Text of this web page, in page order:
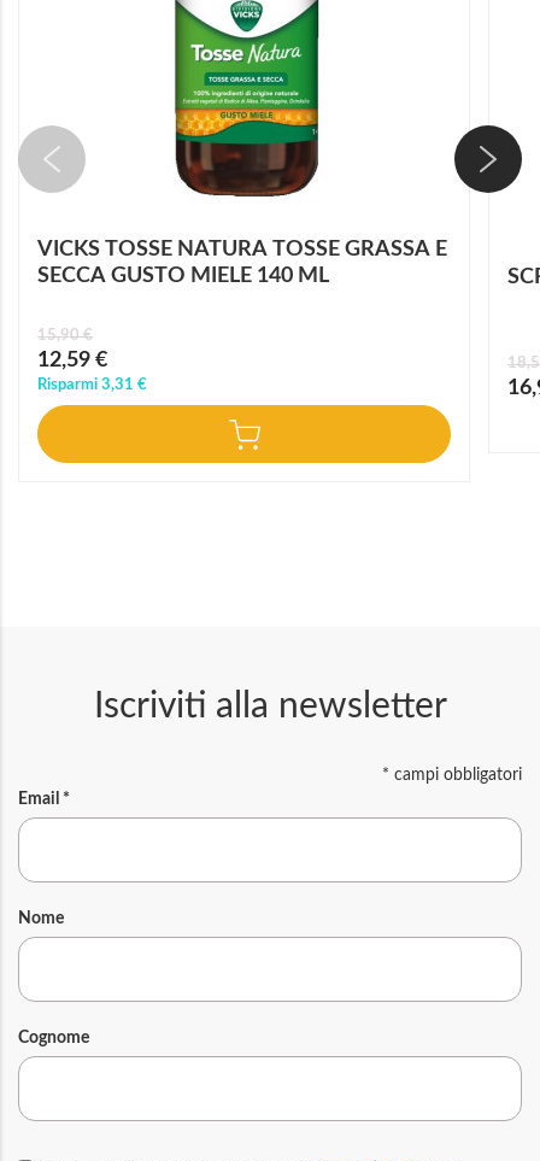
VICKS TOSSE NATURA TOSSE GRASSA E
SECCA GUSTO MIELE 140 ML
Prezzo
speciale
12,59 €
15,90 €
Risparmi 3,31 €
Iscriviti alla newsletter
* campi obbligatori
Email *
Nome
Cognome